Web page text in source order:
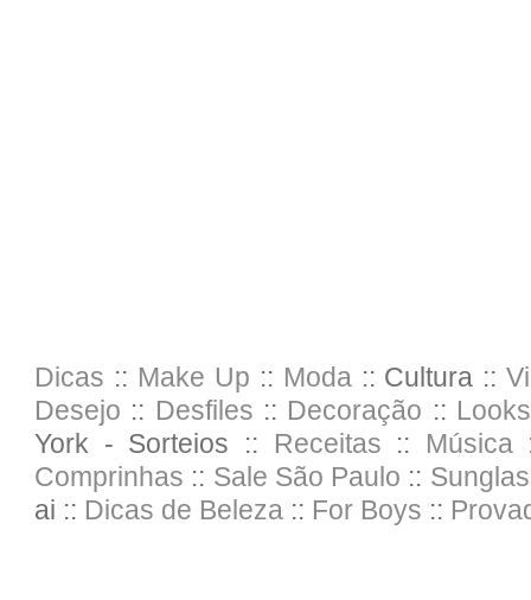
Dicas :: Make Up :: Moda:: Cultura ::
Desejo :: Desfiles :: Decoração :: Looks
York - Sorteios :: Receitas :: Música
Comprinhas :: Sale São Paulo ::
ai :: Dicas de Beleza :: For Boys ::